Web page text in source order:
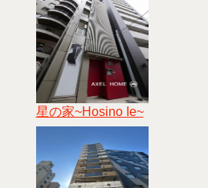
星の家~Hosino Ie~